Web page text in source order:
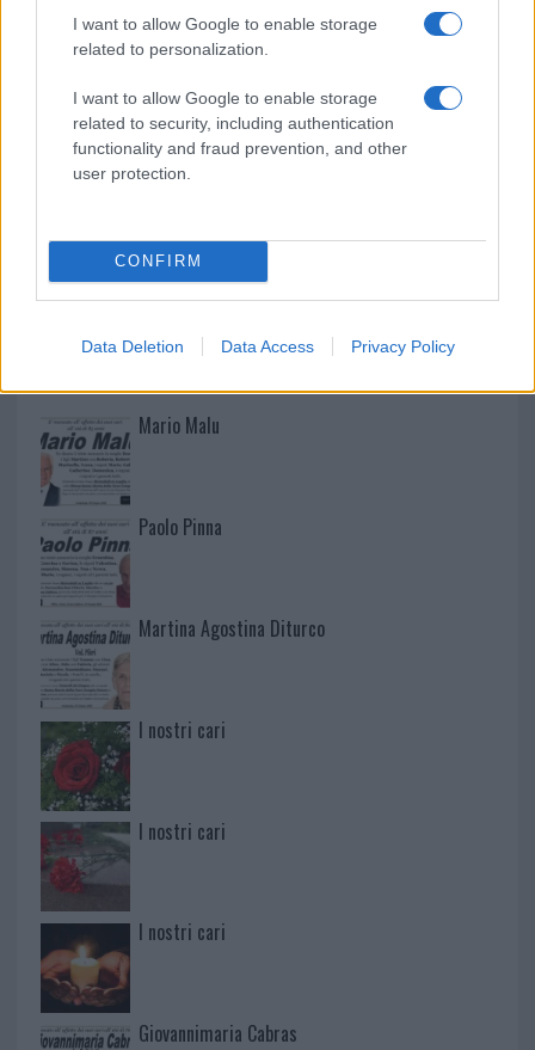
I want to allow Google to enable storage
related to personalization.
I want to allow Google to enable storage
related to security, including authentication
functionality and fraud prevention, and other
user protection.
CONFIRM
Data Deletion Data Access Privacy Policy
Aggius conquista la classifica delle mete più
amate dell’estate 2026
NECROLOGIE
Mario Malu
Paolo Pinna
Martina Agostina Diturco
I nostri cari
I nostri cari
I nostri cari
Giovannimaria Cabras